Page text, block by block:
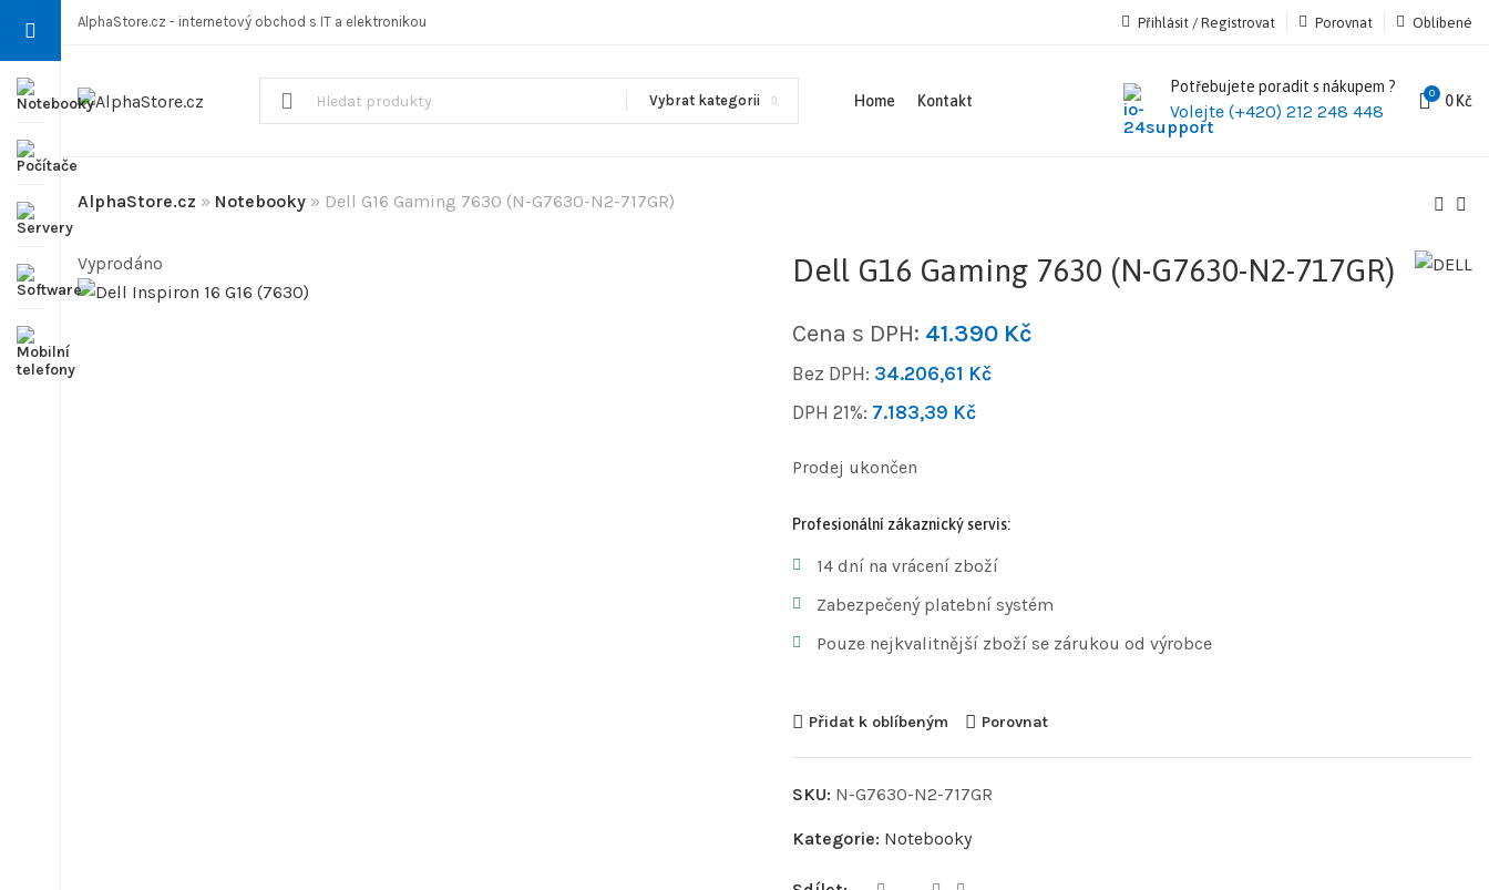
AlphaStore.cz - internetový obchod s IT a elektronikou Přihlásit / Registrovat Porovnat Oblíbené
Vybrat kategorii Home Kontakt
Potřebujete poradit s nákupem ?
Volejte (+420) 212 248 448
0 0 Kč
AlphaStore.cz » Notebooky » Dell G16 Gaming 7630 (N-G7630-N2-717GR)
Vyprodáno Dell G16 Gaming 7630 (N-G7630-N2-717GR)
Cena s DPH: 41.390 Kč
Bez DPH: 34.206,61 Kč
DPH 21%: 7.183,39 Kč
Prodej ukončen
Profesionální zákaznický servis:
14 dní na vrácení zboží
Zabezpečený platební systém
Pouze nejkvalitnější zboží se zárukou od výrobce
Přidat k oblíbeným Porovnat
SKU: N-G7630-N2-717GR
Kategorie: Notebooky